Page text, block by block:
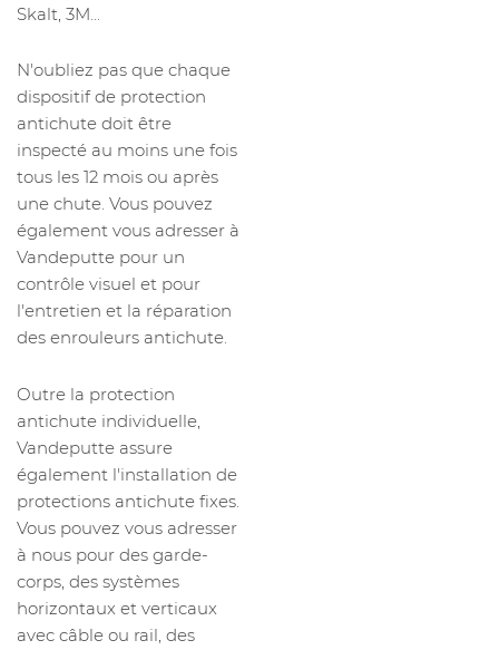
Skalt, 3M...
N'oubliez pas que chaque
dispositif de protection
antichute doit être
inspecté au moins une fois
tous les 12 mois ou après
une chute. Vous pouvez
également vous adresser à
Vandeputte pour un
contrôle visuel et pour
l'entretien et la réparation
des enrouleurs antichute.
Outre la protection
antichute individuelle,
Vandeputte assure
également l'installation de
protections antichute fixes.
Vous pouvez vous adresser
à nous pour des garde-
corps, des systèmes
horizontaux et verticaux
avec câble ou rail, des